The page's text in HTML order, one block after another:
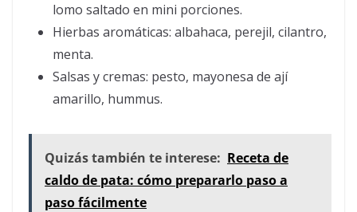
lomo saltado en mini porciones.
Hierbas aromáticas: albahaca, perejil, cilantro,
menta.
Salsas y cremas: pesto, mayonesa de ají
amarillo, hummus.
Quizás también te interese: Receta de
caldo de pata: cómo prepararlo paso a
paso fácilmente